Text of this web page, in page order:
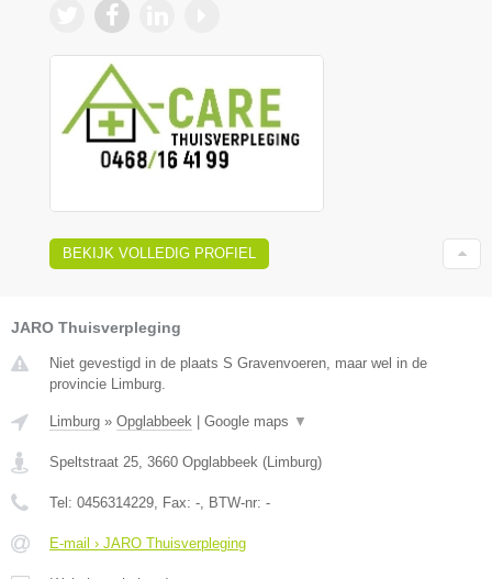
BEKIJK VOLLEDIG PROFIEL
JARO Thuisverpleging
Niet gevestigd in de plaats S Gravenvoeren, maar wel in de
provincie Limburg.
Limburg » Opglabbeek Google maps ▼
Speltstraat 25, 3660 Opglabbeek (Limburg)
Tel: 0456314229, Fax: -, BTW-nr: -
E-mail › JARO Thuisverpleging